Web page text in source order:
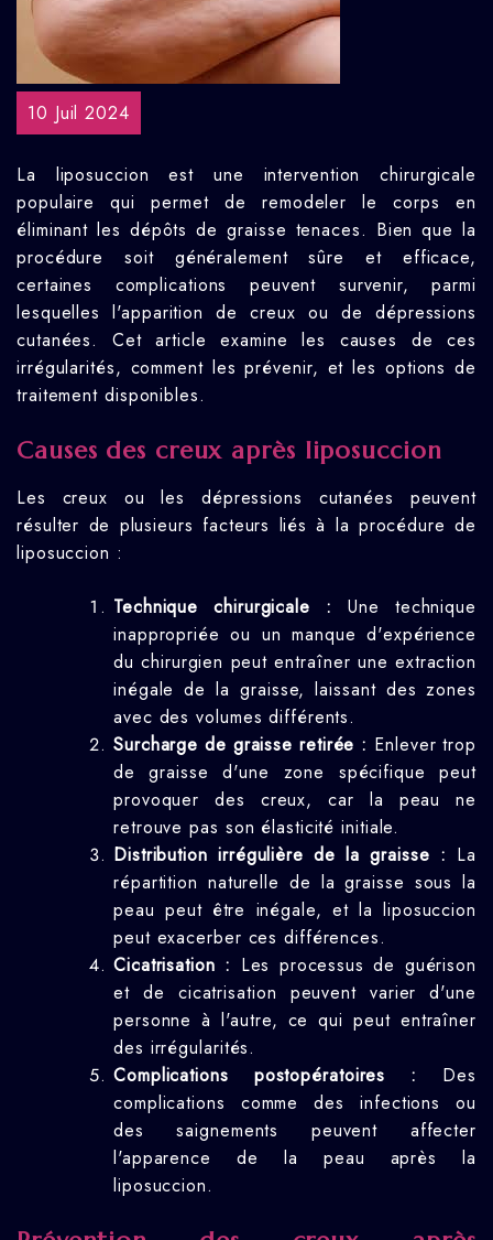
10 Juil 2024
La liposuccion est une intervention chirurgicale
populaire qui permet de remodeler le corps en
éliminant les dépôts de graisse tenaces. Bien que la
procédure soit généralement sûre et efficace,
certaines complications peuvent survenir, parmi
lesquelles l'apparition de creux ou de dépressions
cutanées. Cet article examine les causes de ces
irrégularités, comment les prévenir, et les options de
traitement disponibles.
Causes des creux après liposuccion
Les creux ou les dépressions cutanées peuvent
résulter de plusieurs facteurs liés à la procédure de
liposuccion :
Technique chirurgicale : Une technique
inappropriée ou un manque d'expérience
du chirurgien peut entraîner une extraction
inégale de la graisse, laissant des zones
avec des volumes différents.
Surcharge de graisse retirée : Enlever trop
de graisse d'une zone spécifique peut
provoquer des creux, car la peau ne
retrouve pas son élasticité initiale.
Distribution irrégulière de la graisse : La
répartition naturelle de la graisse sous la
peau peut être inégale, et la liposuccion
peut exacerber ces différences.
Cicatrisation : Les processus de guérison
et de cicatrisation peuvent varier d'une
personne à l'autre, ce qui peut entraîner
des irrégularités.
Complications postopératoires : Des
complications comme des infections ou
des saignements peuvent affecter
l'apparence de la peau après la
liposuccion.